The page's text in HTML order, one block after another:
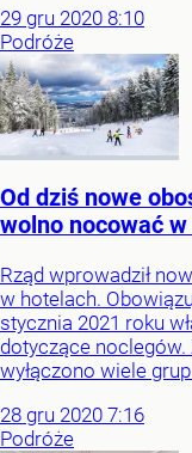
29 gru 2020 8:10
Podróże
Od dziś nowe
wolno nocować
Rząd wprowadził
w hotelach.
stycznia 2021 roku
dotyczące
wyłączono wiele
28 gru 2020 7:16
Podróże